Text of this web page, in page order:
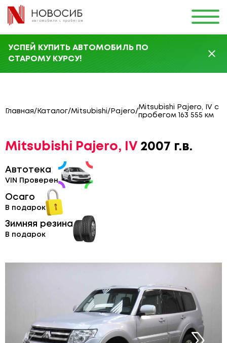
УСПЕЙ КУПИТЬ АВТОМОБИЛЬ ПО
СТАРОМУ КУРСУ!
Главная/ Каталог/Mitsubishi/ Pajero/
Mitsubishi Pajero, IV с
пробегом 163 555 км
Mitsubishi Pajero, IV 2007 г.в.
Автотека
VIN Проверен
Осаго
В подарок
Зимняя резина
В подарок